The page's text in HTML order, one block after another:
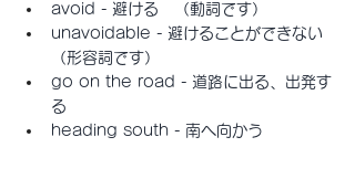
avoid - 避ける　（動詞です）
unavoidable - 避けることができない
（形容詞です）
go on the road - 道路に出る、出発す
る
heading south - 南へ向かう